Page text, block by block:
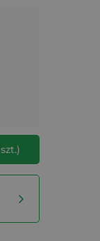
szt.)